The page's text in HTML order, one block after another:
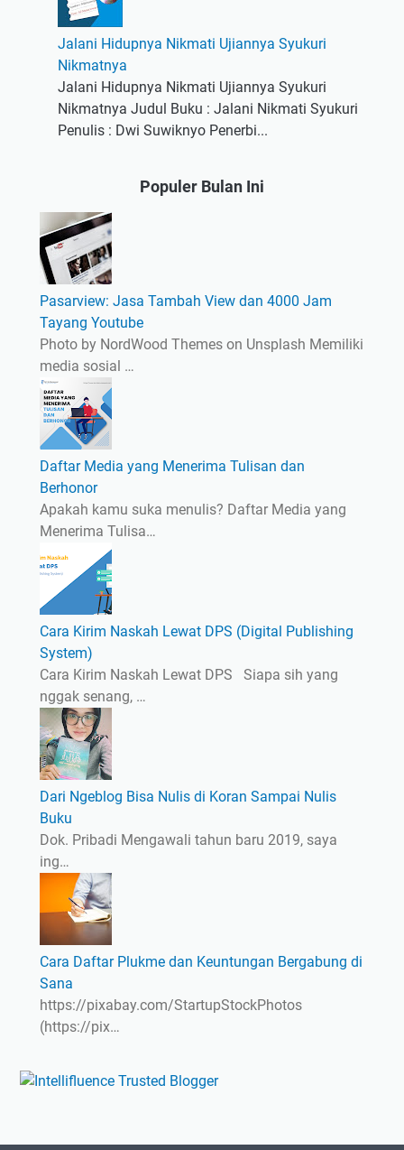
Jalani Hidupnya Nikmati Ujiannya Syukuri
Nikmatnya
Jalani Hidupnya Nikmati Ujiannya Syukuri
Nikmatnya Judul Buku : Jalani Nikmati Syukuri
Penulis : Dwi Suwiknyo Penerbi...
Populer Bulan Ini
Pasarview: Jasa Tambah View dan 4000 Jam
Tayang Youtube
Photo by NordWood Themes on Unsplash Memiliki
media sosial …
Daftar Media yang Menerima Tulisan dan
Berhonor
Apakah kamu suka menulis? Daftar Media yang
Menerima Tulisa…
Cara Kirim Naskah Lewat DPS (Digital Publishing
System)
Cara Kirim Naskah Lewat DPS Siapa sih yang
nggak senang, …
Dari Ngeblog Bisa Nulis di Koran Sampai Nulis
Buku
Dok. Pribadi Mengawali tahun baru 2019, saya
ing…
Cara Daftar Plukme dan Keuntungan Bergabung di
Sana
https://pixabay.com/StartupStockPhotos
(https://pix…